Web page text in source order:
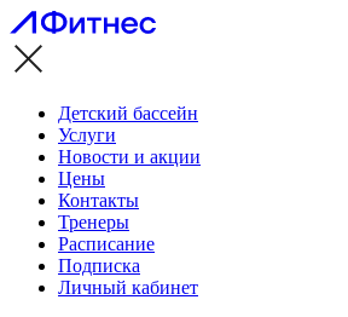
Детский бассейн
Услуги
Новости и акции
Цены
Контакты
Тренеры
Расписание
Подписка
Личный кабинет